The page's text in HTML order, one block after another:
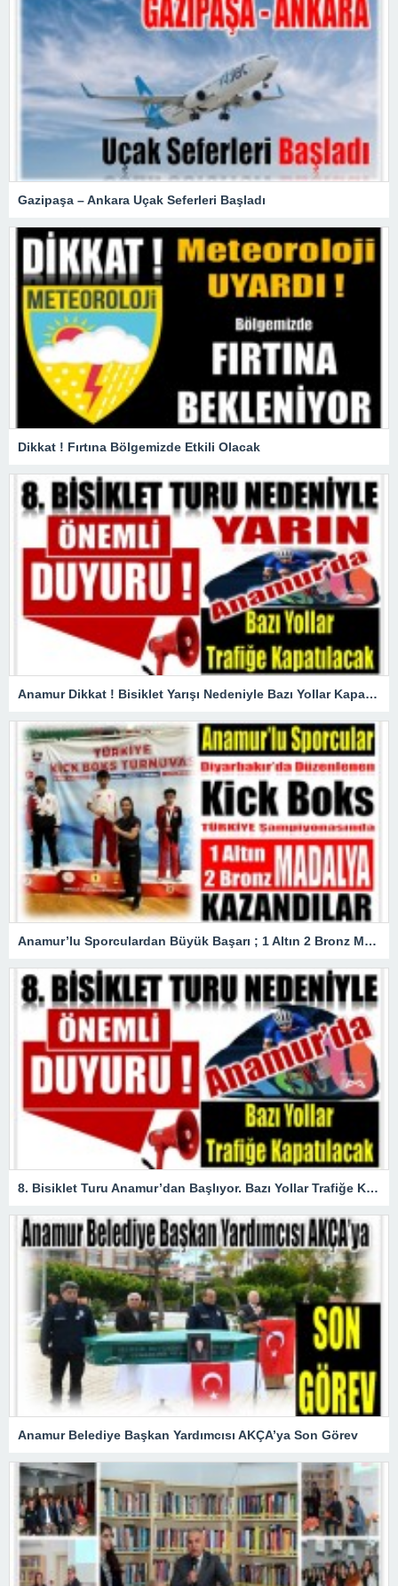
Gazipaşa – Ankara Uçak Seferleri Başladı
Dikkat ! Fırtına Bölgemizde Etkili Olacak
Anamur Dikkat ! Bisiklet Yarışı Nedeniyle Bazı Yollar Kapanacak
Anamur’lu Sporculardan Büyük Başarı ; 1 Altın 2 Bronz Madalya Kazandılar
8. Bisiklet Turu Anamur’dan Başlıyor. Bazı Yollar Trafiğe Kapatılacak
Anamur Belediye Başkan Yardımcısı AKÇA’ya Son Görev